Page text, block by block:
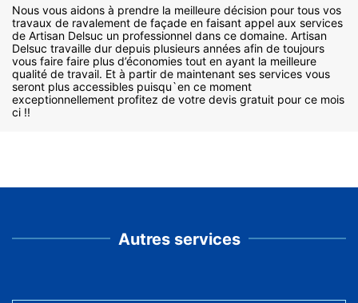
Nous vous aidons à prendre la meilleure décision pour tous vos
travaux de ravalement de façade en faisant appel aux services
de Artisan Delsuc un professionnel dans ce domaine. Artisan
Delsuc travaille dur depuis plusieurs années afin de toujours
vous faire faire plus d’économies tout en ayant la meilleure
qualité de travail. Et à partir de maintenant ses services vous
seront plus accessibles puisqu`en ce moment
exceptionnellement profitez de votre devis gratuit pour ce mois
ci !!
Autres services